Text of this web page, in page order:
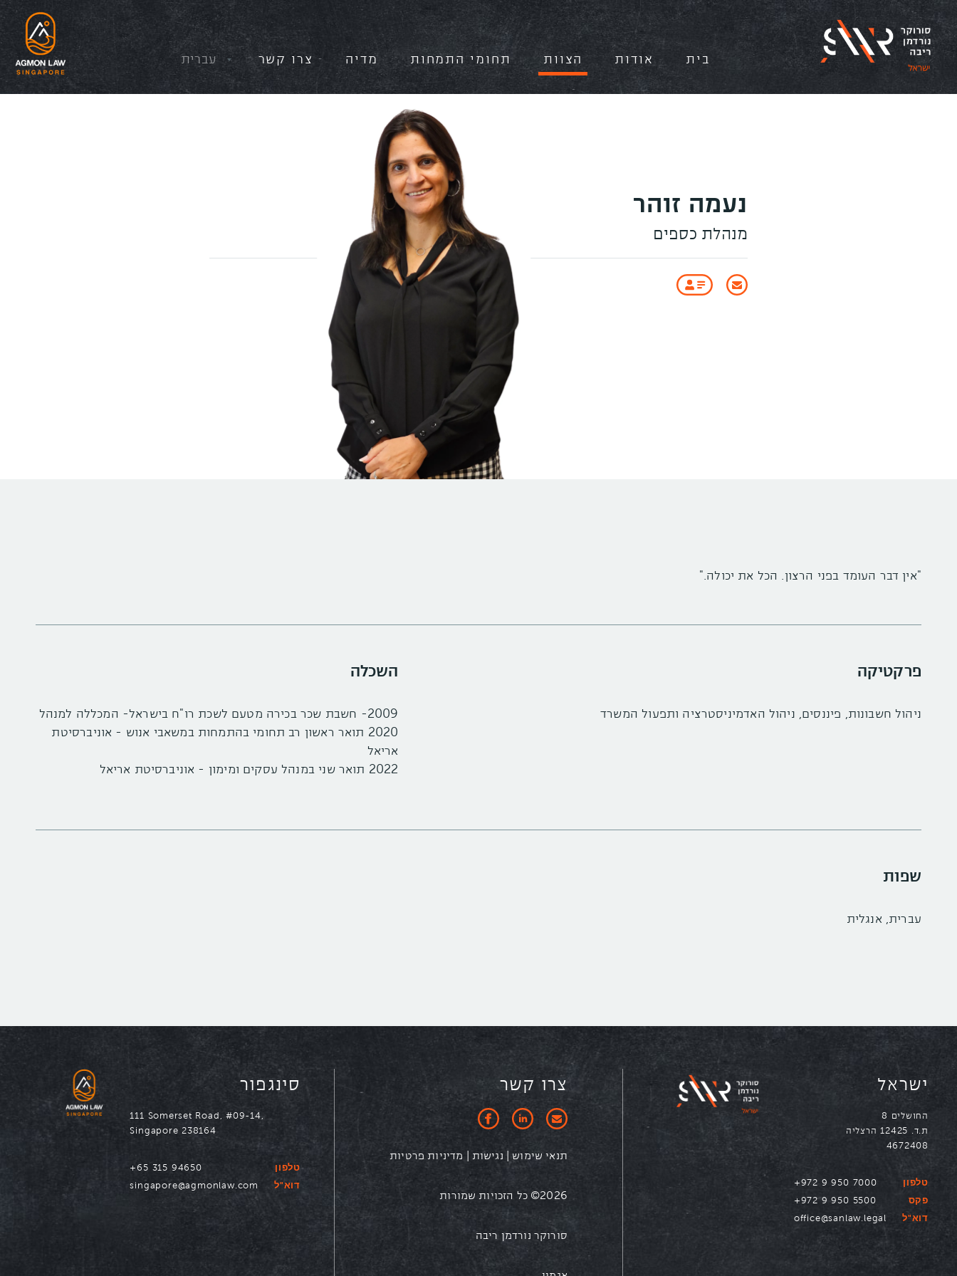
בית אודות הצוות תחומי התמחות מדיה צרו קשר עברית
נעמה זוהר
מנהלת כספים
"אין דבר העומד בפני הרצון. הכל את יכולה."
פרקטיקה
ניהול חשבונות, פיננסים, ניהול האדמיניסטרציה ותפעול המשרד
השכלה
2009- חשבת שכר בכירה מטעם לשכת רו"ח בישראל- המכללה למנהל
2020 תואר ראשון רב תחומי בהתמחות במשאבי אנוש - אוניברסיטת
אריאל
2022 תואר שני במנהל עסקים ומימון - אוניברסיטת אריאל
שפות
עברית, אנגלית
נווטו ל
ישראל
החושלים 8
ת.ד. 12425 הרצליה
טלפון
+972 9 950 7000
פקס
+972 9 950 5500
דוא"ל
office@sanlaw.legal
צרו קשר
תנאי שימוש | נגישות | מדיניות פרטיות
2026© כל הזכויות שמורות
סורוקר נורדמן ריבה
נווטו ל
סינגפור
111 Somerset Road, #09-14,
Singapore 238164
טלפון
+65 315 94650
דוא"ל
singapore@agmonlaw.com